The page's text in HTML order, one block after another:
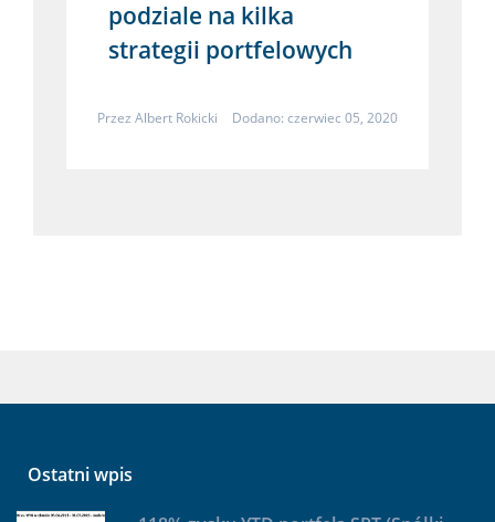
podziale na kilka
strategii portfelowych
Przez Albert Rokicki Dodano: czerwiec 05, 2020
Ostatni wpis